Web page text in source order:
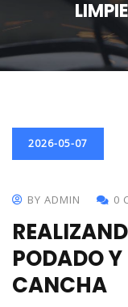
2026-05-07
BY ADMIN 0
PODADO
CANCHA